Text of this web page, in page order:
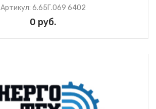
Артикул: 6.65Г.069 6402
0 руб.